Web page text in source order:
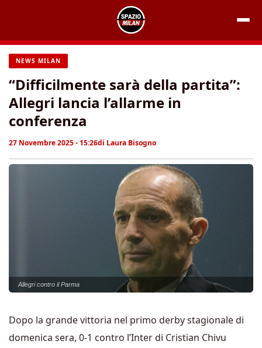
contenuto
NEWS MILAN
“Difficilmente sarà della partita”:
Allegri lancia l’allarme in
conferenza
27 Novembre 2025 - 15:26di Laura Bisogno
Allegri contro il Parma
Dopo la grande vittoria nel primo derby stagionale di
domenica sera, 0-1 contro l’Inter di Cristian Chivu